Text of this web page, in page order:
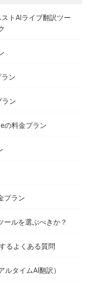
トAIライブ翻訳ツー
ン
ン
の料金プラン
プラン
ールを選ぶべきか？
るよくある質問
タイムAI翻訳）